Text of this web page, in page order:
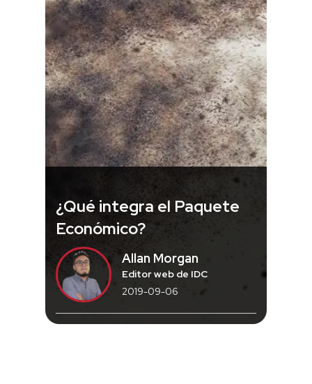
¿Qué integra el Paquete
Económico?
Allan Morgan
Editor web de IDC
2019-09-06